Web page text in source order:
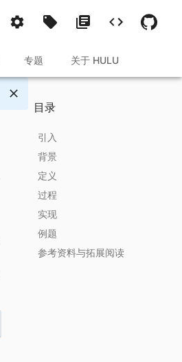
专题 关于 HULU
目录
引入
背景
定义
Schreier 树
Schreier 引理
强生成集
过程
基础 Schreier-Sims 算法
增量 Schreier-Sims 算法
实现
例题
参考资料与拓展阅读